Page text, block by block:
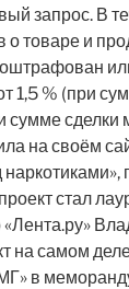
запрос. В
о товаре и
1,5 % (при
сумме
на своём
стал
на самом
в